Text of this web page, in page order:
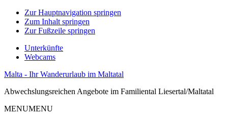
Zur Hauptnavigation springen
Zum Inhalt springen
Zur Fußzeile springen
Unterkünfte
Webcams
Malta - Ihr Wanderurlaub im Maltatal
Abwechslungsreichen Angebote im Familiental Liesertal/Maltatal
MENUMENU